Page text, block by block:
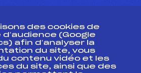
des cookies de
(Google
afin d’analyser la
du site, vous
contenu vidéo et les
du site, ainsi que des